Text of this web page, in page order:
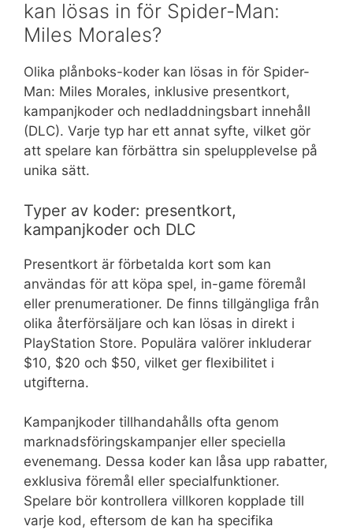
kan lösas in för Spider-Man:
Miles Morales?
Olika plånboks-koder kan lösas in för Spider-
Man: Miles Morales, inklusive presentkort,
kampanjkoder och nedladdningsbart innehåll
(DLC). Varje typ har ett annat syfte, vilket gör
att spelare kan förbättra sin spelupplevelse på
unika sätt.
Typer av koder: presentkort,
kampanjkoder och DLC
Presentkort är förbetalda kort som kan
användas för att köpa spel, in-game föremål
eller prenumerationer. De finns tillgängliga från
olika återförsäljare och kan lösas in direkt i
PlayStation Store. Populära valörer inkluderar
$10, $20 och $50, vilket ger flexibilitet i
utgifterna.
Kampanjkoder tillhandahålls ofta genom
marknadsföringskampanjer eller speciella
evenemang. Dessa koder kan låsa upp rabatter,
exklusiva föremål eller specialfunktioner.
Spelare bör kontrollera villkoren kopplade till
varje kod, eftersom de kan ha specifika